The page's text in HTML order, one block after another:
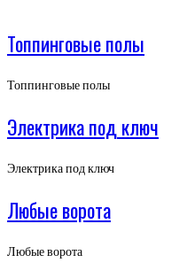
Топпинговые полы
Топпинговые полы
Электрика под ключ
Электрика под ключ
Любые ворота
Любые ворота